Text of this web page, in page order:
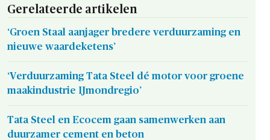
Gerelateerde artikelen
‘Groen Staal aanjager bredere verduurzaming en
nieuwe waardeketens’
‘Verduurzaming Tata Steel dé motor voor groene
maakindustrie IJmondregio’
Tata Steel en Ecocem gaan samenwerken aan
duurzamer cement en beton